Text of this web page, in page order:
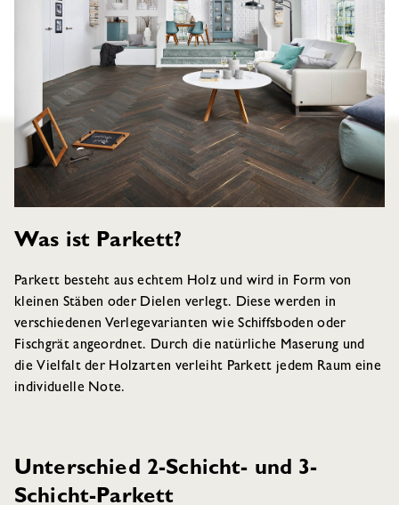
Was ist Parkett?
Parkett besteht aus echtem Holz und wird in Form von
kleinen Stäben oder Dielen verlegt. Diese werden in
verschiedenen Verlegevarianten wie Schiffsboden oder
Fischgrät angeordnet. Durch die natürliche Maserung und
die Vielfalt der Holzarten verleiht Parkett jedem Raum eine
individuelle Note.
Unterschied 2-Schicht- und 3-
Schicht-Parkett